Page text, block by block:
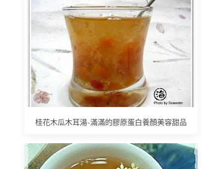
桂花木瓜木耳湯-滿滿的膠原蛋白養顏美容甜品